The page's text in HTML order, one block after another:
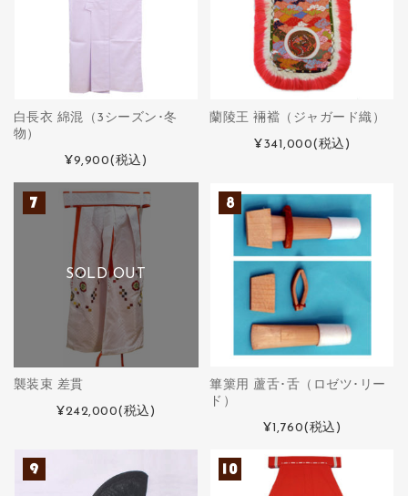
白長衣 綿混（3シーズン･冬
物）
¥9,900(税込)
蘭陵王 裲襠（ジャガード織）
¥341,000(税込)
SOLD OUT
襲装束 差貫
¥242,000(税込)
篳篥用 蘆舌･舌（ロゼツ･リー
ド）
¥1,760(税込)